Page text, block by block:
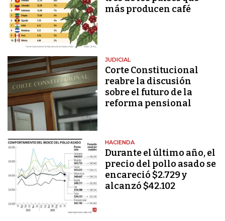
más producen café
JUDICIAL
Corte Constitucional
reabre la discusión
sobre el futuro de la
reforma pensional
HACIENDA
Durante el último año, el
precio del pollo asado se
encareció $2.729 y
alcanzó $42.102